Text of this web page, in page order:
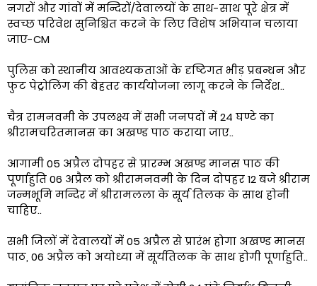
नगरों और गांवों में मन्दिरों/देवालयों के साथ-साथ पूरे क्षेत्र में
स्वच्छ परिवेश सुनिश्चित करने के लिए विशेष अभियान चलाया
जाए-CM
पुलिस को स्थानीय आवश्यकताओं के दृष्टिगत भीड़ प्रबन्धन और
फुट पेट्रोलिंग की बेहतर कार्ययोजना लागू करने के निर्देश..
चैत्र रामनवमी के उपलक्ष्य में सभी जनपदों में 24 घण्टे का
श्रीरामचरितमानस का अखण्ड पाठ कराया जाए..
आगामी 05 अप्रैल दोपहर से प्रारम्भ अखण्ड मानस पाठ की
पूर्णाहुति 06 अप्रैल को श्रीरामनवमी के दिन दोपहर 12 बजे श्रीराम
जन्मभूमि मन्दिर में श्रीरामलला के सूर्य तिलक के साथ होनी
चाहिए..
सभी जिलों में देवालयों में 05 अप्रैल से प्रारंभ होगा अखण्ड मानस
पाठ, 06 अप्रैल को अयोध्या में सूर्यतिलक के साथ होगी पूर्णाहुति..